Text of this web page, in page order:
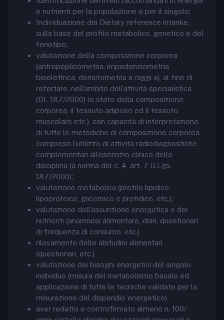
e nutrienti per la popolazione e per il singolo;
Individuazione dei Dietary reference intanke,
sulla base del profilo metabolico, genetico e del
fenotipo;
valutazione della composizione corporea
(antropoplicometria, impedenziometria
bioelettrica, densitometria a raggi x), al fine di
refertare, nell’ambito dell’attività specialistica
(DL 187/2000) lo stato della composizione
corporea, il tessuto adiposo ed il tessuto
muscolare etc.), con capacità di interpretazione
di tutte le metodiche di composizione corporea
compreso l’utilizzo di attività radiodiagnostiche
complementari all’esercizio clinico della
disciplina (a norma del c. 4, art. 7 D.Lgs.
187/2000);
valutazione metabolica (profilo lipidico-
lipoproteico, glicemico e protidico, etc.);
valutazione dell’assunzione energetica e dei
nutrienti (anamnesi alimentare, diari, questionari
di frequenza di consumo, etc.)
rilevamento delle abitudini alimentari
(questionari, etc.)
valutazione dei bisogni energetici del singolo
individuo (misura del metabolismo basale ed
applicazione di tutte le tecniche validate per la
misurazione del dispendio energetico)
aver redatto e controfirmato almeno n. 100/